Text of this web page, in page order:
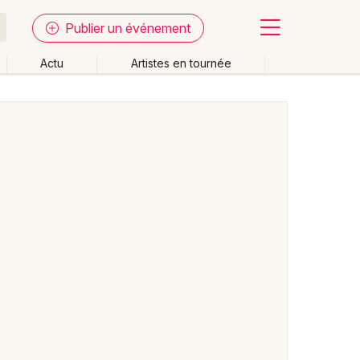
Publier un événement
Actu Artistes en tournée